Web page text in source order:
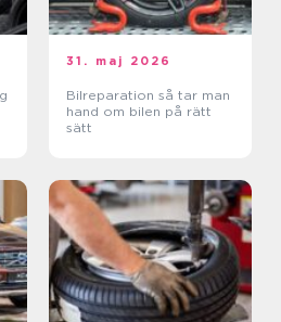
31. maj 2026
Bilreparation så tar man
hand om bilen på rätt
sätt